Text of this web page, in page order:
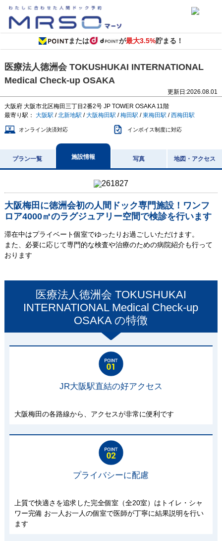
または が最大3.5%貯まる！
医療法人徳洲会 TOKUSHUKAI INTERNATIONAL
Medical Check-up OSAKA
更新日:2026.08.01
大阪府 大阪市北区梅田三丁目2番2号 JP TOWER OSAKA 11階
最寄り駅： 大阪駅 /北新地駅 /大阪梅田駅 /梅田駅 /東梅田駅 /西梅田駅
オンライン決済対応 インボイス制度に対応
プラン一覧 施設情報 写真 地図・アクセス
大阪梅田に徳洲会初の人間ドック専門施設！ワンフ
ロア4000㎡のラグジュアリー空間で検診を行います
滞在中はプライベート個室でゆったりお過ごしいただけます。
また、必要に応じて専門的な検査や治療のための病院紹介も行って
おります
医療法人徳洲会 TOKUSHUKAI
INTERNATIONAL Medical Check-up
OSAKAの特徴
JR大阪駅直結の好アクセス
大阪梅田の各路線から、アクセスが非常に便利です
プライバシーに配慮
上質で快適さを追求した完全個室（全20室）はトイレ・シャ
ワー完備 お一人お一人の個室で医師が丁寧に結果説明を行い
ます